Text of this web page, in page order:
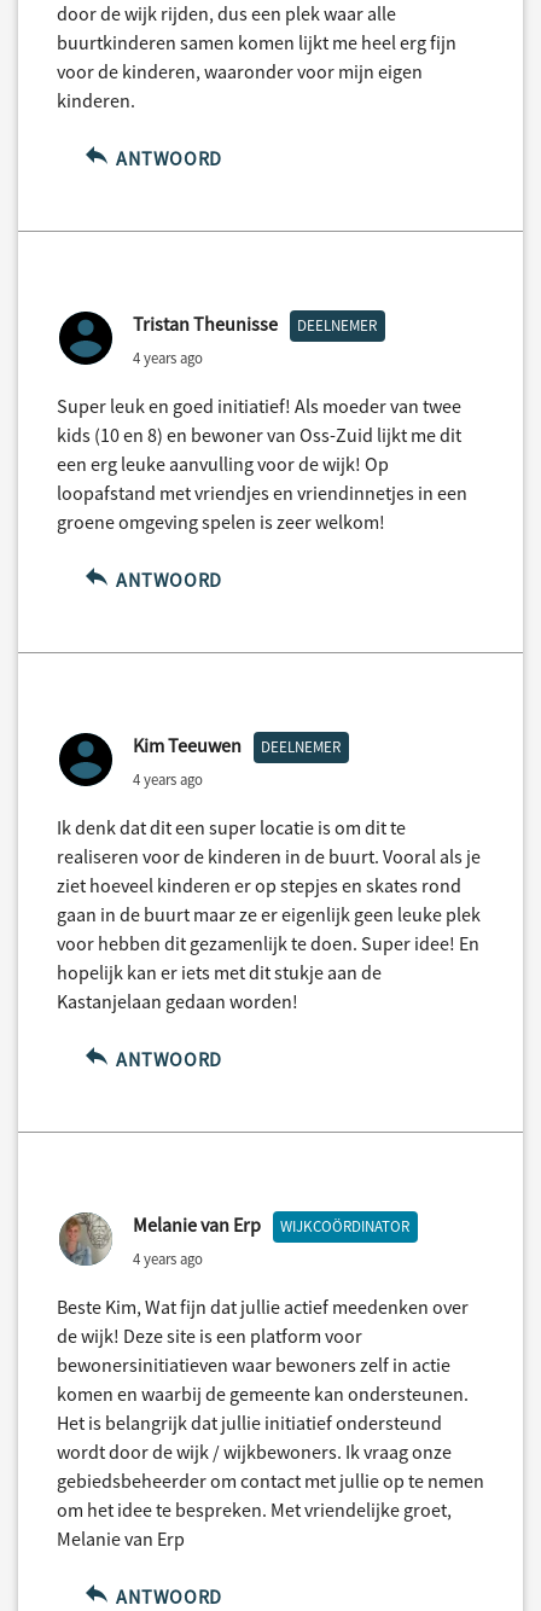
door de wijk rijden, dus een plek waar alle
buurtkinderen samen komen lijkt me heel erg fijn
voor de kinderen, waaronder voor mijn eigen
kinderen.
ANTWOORD
Tristan Theunisse DEELNEMER
4 years ago
Super leuk en goed initiatief! Als moeder van twee
kids (10 en 8) en bewoner van Oss-Zuid lijkt me dit
een erg leuke aanvulling voor de wijk! Op
loopafstand met vriendjes en vriendinnetjes in een
groene omgeving spelen is zeer welkom!
ANTWOORD
Kim Teeuwen DEELNEMER
4 years ago
Ik denk dat dit een super locatie is om dit te
realiseren voor de kinderen in de buurt. Vooral als je
ziet hoeveel kinderen er op stepjes en skates rond
gaan in de buurt maar ze er eigenlijk geen leuke plek
voor hebben dit gezamenlijk te doen. Super idee! En
hopelijk kan er iets met dit stukje aan de
Kastanjelaan gedaan worden!
ANTWOORD
Melanie van Erp WIJKCOÖRDINATOR
4 years ago
Beste Kim, Wat fijn dat jullie actief meedenken over
de wijk! Deze site is een platform voor
bewonersinitiatieven waar bewoners zelf in actie
komen en waarbij de gemeente kan ondersteunen.
Het is belangrijk dat jullie initiatief ondersteund
wordt door de wijk / wijkbewoners. Ik vraag onze
gebiedsbeheerder om contact met jullie op te nemen
om het idee te bespreken. Met vriendelijke groet,
Melanie van Erp
ANTWOORD